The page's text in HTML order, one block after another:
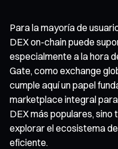
Para la mayoría de
DEX on-chain puede
especialmente a la hora
Gate, como exchange
cumple aquí un papel
marketplace integral
DEX más populares,
explorar el ecosistema
eficiente.